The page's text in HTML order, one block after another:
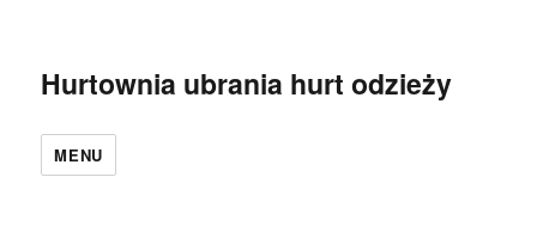
Hurtownia ubrania hurt odzieży
MENU